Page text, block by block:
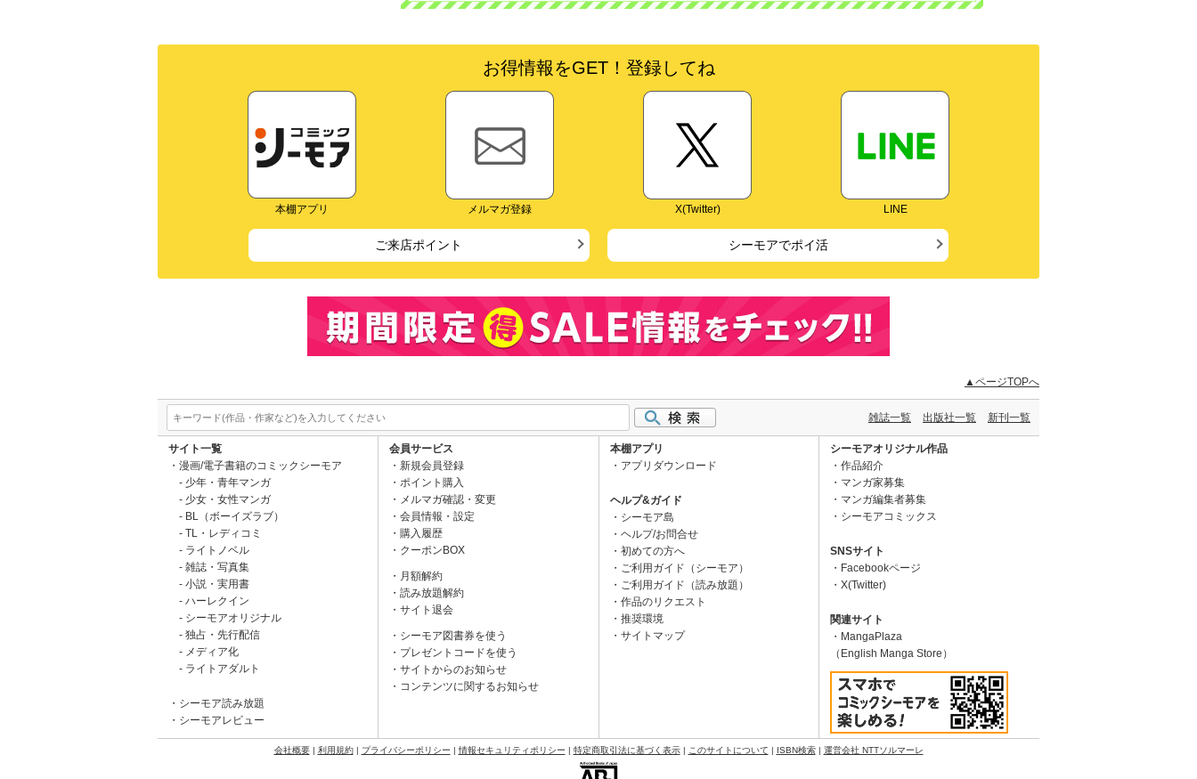
お得情報をGET！登録してね
本棚アプリ メルマガ登録 X(Twitter) LINE
ご来店ポイント シーモアでポイ活
▲ページTOPへ
雑誌一覧 出版社一覧 新刊一覧
サイト一覧
漫画/電子書籍のコミックシーモア
少年・青年マンガ
少女・女性マンガ
BL（ボーイズラブ）
TL・レディコミ
ライトノベル
雑誌・写真集
小説・実用書
ハーレクイン
シーモアオリジナル
独占・先行配信
メディア化
ライトアダルト
シーモア読み放題
シーモアレビュー
会員サービス
新規会員登録
ポイント購入
メルマガ確認・変更
会員情報・設定
購入履歴
クーポンBOX
月額解約
読み放題解約
サイト退会
シーモア図書券を使う
プレゼントコードを使う
サイトからのお知らせ
コンテンツに関するお知らせ
本棚アプリ
アプリダウンロード
ヘルプ&ガイド
シーモア島
ヘルプ/お問合せ
初めての方へ
ご利用ガイド（シーモア）
ご利用ガイド（読み放題）
作品のリクエスト
推奨環境
サイトマップ
シーモアオリジナル作品
作品紹介
マンガ家募集
マンガ編集者募集
シーモアコミックス
SNSサイト
Facebookページ
X(Twitter)
関連サイト
MangaPlaza
（English Manga Store）
会社概要| 利用規約| プライバシーポリシー | 情報セキュリティポリシー | 特定商取引法に基づく表示| このサイトについて | ISBN検索| 運営会社 NTTソルマーレ